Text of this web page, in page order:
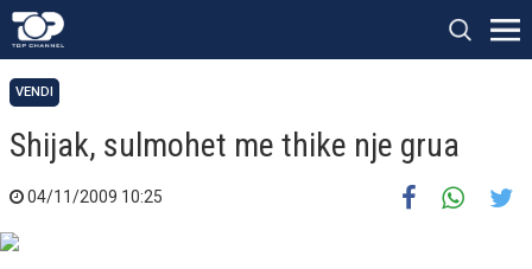
VENDI
Shijak, sulmohet me thike nje grua
04/11/2009 10:25